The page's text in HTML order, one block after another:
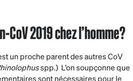
2019 chez l’homme?
un proche parent des autres CoV
spp.) L’on soupçonne que
sont nécessaires pour le